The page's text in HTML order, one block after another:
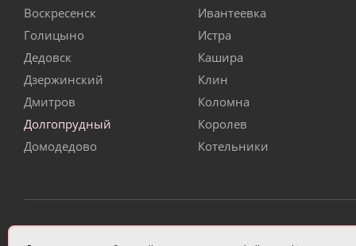
Воскресенск
Голицыно
Дедовск
Дзержинский
Дмитров
Долгопрудный
Домодедово
Ивантеевка
Истра
Кашира
Клин
Коломна
Королев
Котельники